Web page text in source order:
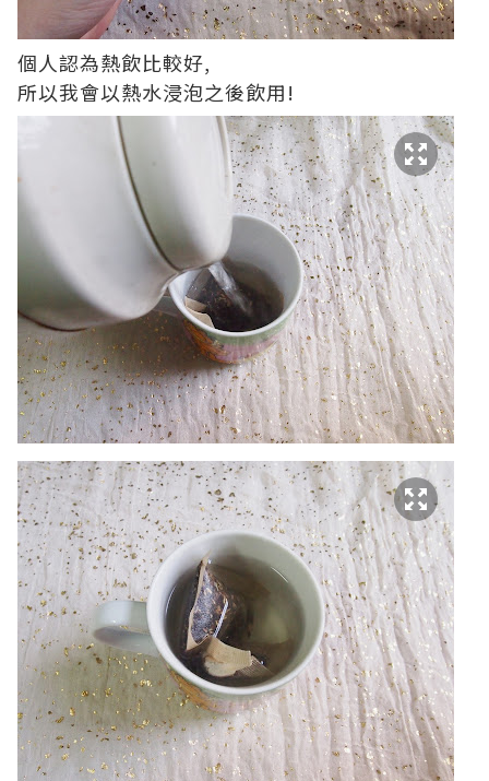
個人認為熱飲比較好,
所以我會以熱水浸泡之後飲用!